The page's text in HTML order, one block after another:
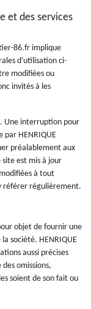
et des services
86.fr implique
d'utilisation ci-
modifiées ou
invités à les
Une interruption pour
HENRIQUE
préalablement aux
est mis à jour
à tout
référer régulièrement.
objet de fournir une
société. HENRIQUE
aussi précises
omissions,
soient de son fait ou